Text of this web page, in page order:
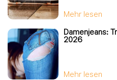
Mehr lesen
Damenjeans:
2026
Mehr lesen